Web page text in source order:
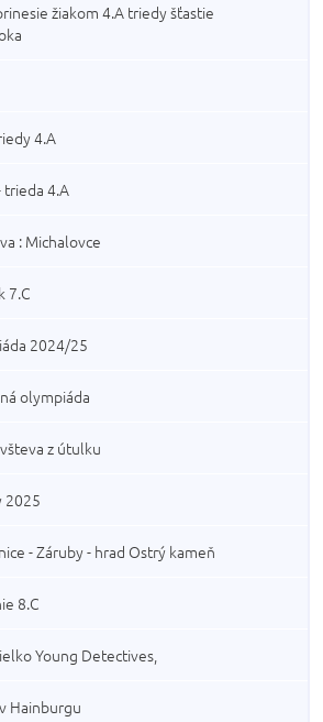
žiakom 4.A triedy šťastie
4.A
trieda 4.A
: Michalovce
7.C
2024/25
olympiáda
z útulku
2025
- Záruby - hrad Ostrý kameň
8.C
Young Detectives,
Hainburgu